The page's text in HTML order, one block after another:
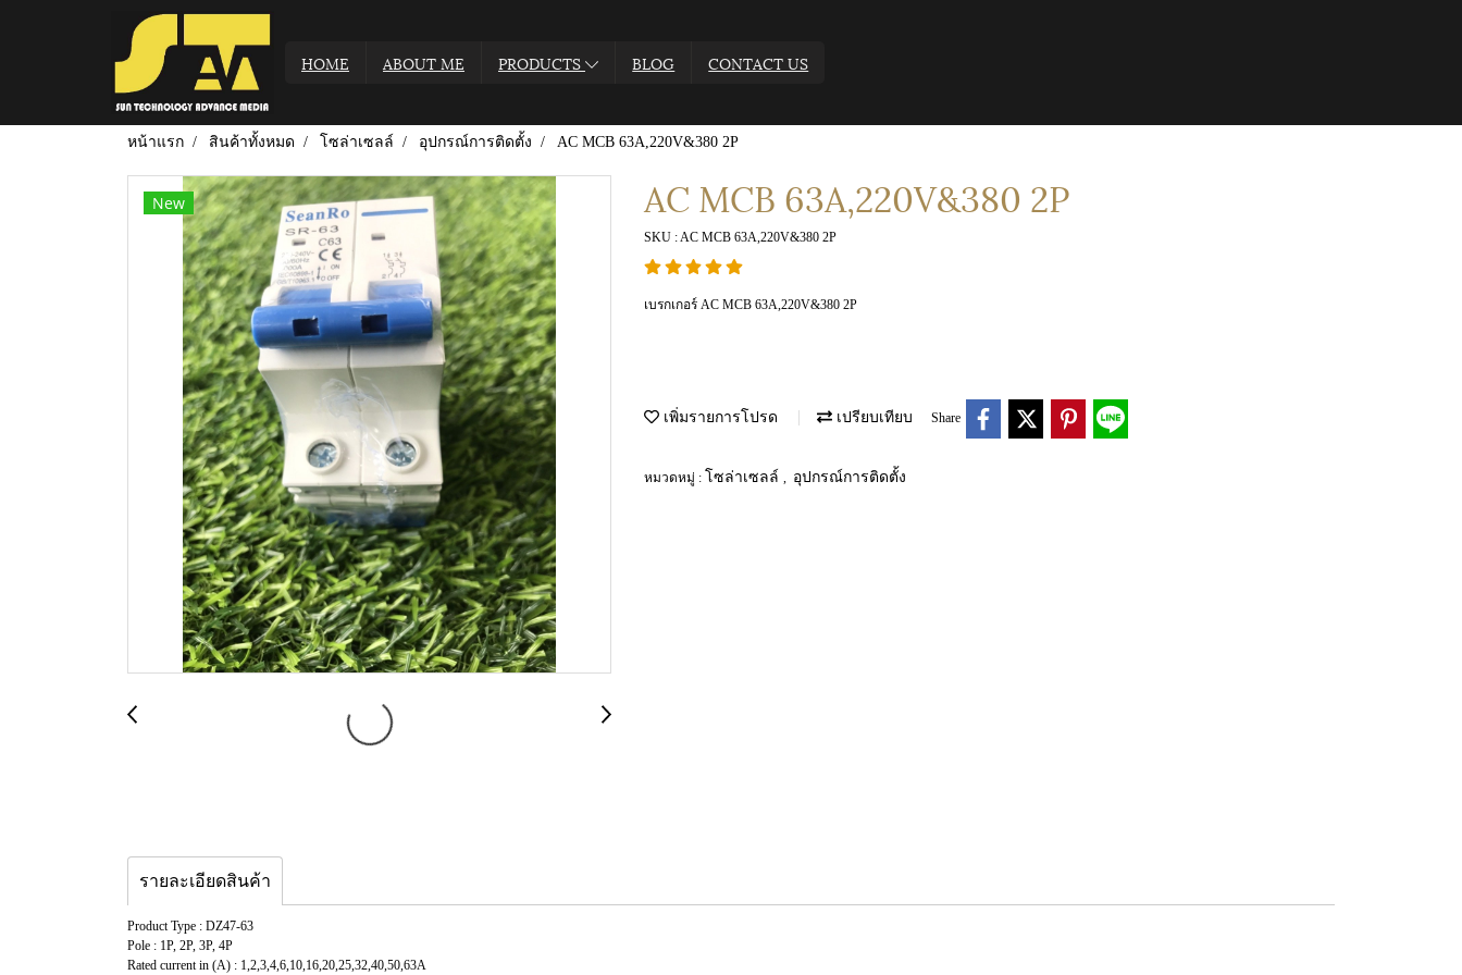
HOME ABOUT ME PRODUCTS BLOG CONTACT US
หน้าแรก สินค้าทั้งหมด โซล่าเซลล์ อุปกรณ์การติดตั้ง AC MCB 63A,220V&380 2P
New AC MCB 63A,220V&380 2P
SKU : AC MCB 63A,220V&380 2P
เบรกเกอร์ AC MCB 63A,220V&380 2P
เพิ่มรายการโปรด เปรียบเทียบ Share
หมวดหมู่ : โซล่าเซลล์ อุปกรณ์การติดตั้ง
รายละเอียดสินค้า
Product Type : DZ47-63
Pole : 1P, 2P, 3P, 4P
Rated current in (A) : 1,2,3,4,6,10,16,20,25,32,40,50,63A